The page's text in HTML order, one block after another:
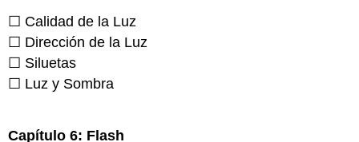
☐ Calidad de la Luz
☐ Dirección de la Luz
☐ Siluetas
☐ Luz y Sombra
Capítulo 6: Flash